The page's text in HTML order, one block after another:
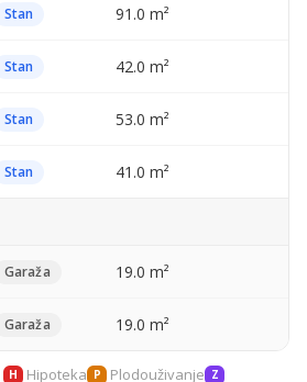
Stan 91.0 m²
Stan 42.0 m²
Stan 53.0 m²
Stan 41.0 m²
Garaža 19.0 m²
Garaža 19.0 m²
H Hipoteka P Plodouživanje Z